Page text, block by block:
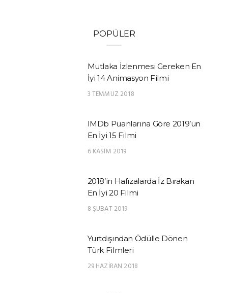
POPÜLER
Mutlaka İzlenmesi Gereken En
İyi 14 Animasyon Filmi
3 TEMMUZ 2018
IMDb Puanlarına Göre 2019’un
En İyi 15 Filmi
6 KASIM 2019
2018’in Hafızalarda İz Bırakan
En İyi 20 Filmi
8 ŞUBAT 2019
Yurtdışından Ödülle Dönen
Türk Filmleri
29 HAZIRAN 2018